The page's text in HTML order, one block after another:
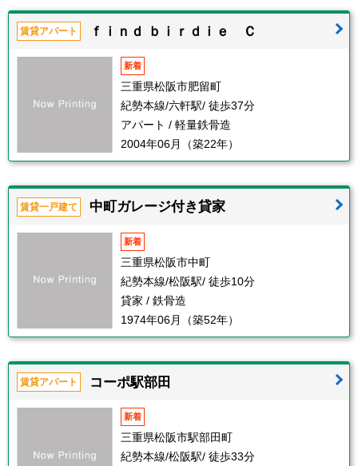
賃貸アパート ｆｉｎｄ ｂｉｒｄｉｅ Ｃ
新着
三重県松阪市肥留町
紀勢本線/六軒駅/ 徒歩37分
アパート / 軽量鉄骨造
2004年06月（築22年）
賃貸一戸建て 中町ガレージ付き貸家
新着
三重県松阪市中町
紀勢本線/松阪駅/ 徒歩10分
貸家 / 鉄骨造
1974年06月（築52年）
賃貸アパート コーポ駅部田
新着
三重県松阪市駅部田町
紀勢本線/松阪駅/ 徒歩33分